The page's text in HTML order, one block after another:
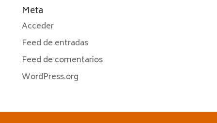
Meta
Acceder
Feed de entradas
Feed de comentarios
WordPress.org